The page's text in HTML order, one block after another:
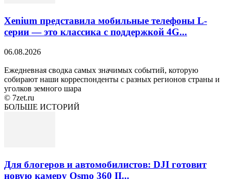
Xenium представила мобильные телефоны L-
серии — это классика с поддержкой 4G...
06.08.2026
Ежедневная сводка самых значимых событий, которую
собирают наши корреспонденты с разных регионов страны и
уголков земного шара
© 7zet.ru
БОЛЬШЕ ИСТОРИЙ
Для блогеров и автомобилистов: DJI готовит
новую камеру Osmo 360 II...